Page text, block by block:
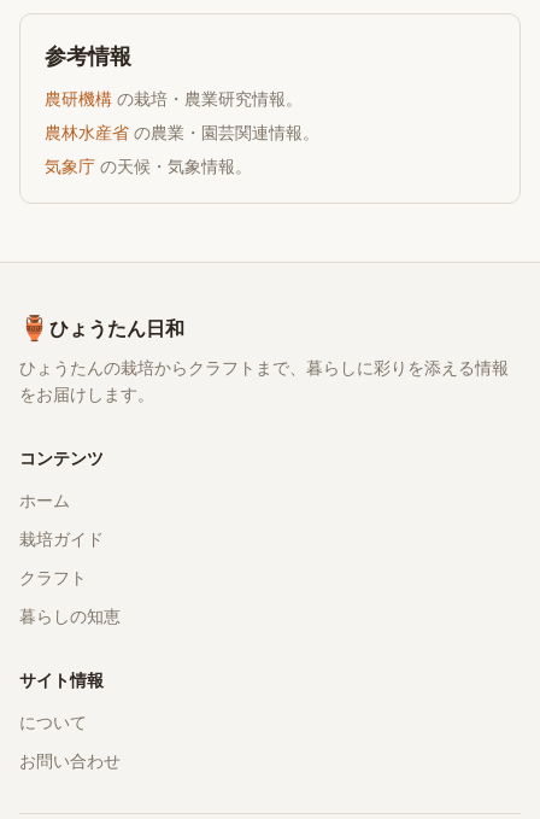
参考情報
農研機構 の栽培・農業研究情報。
農林水産省 の農業・園芸関連情報。
気象庁 の天候・気象情報。
🏺 ひょうたん日和
ひょうたんの栽培からクラフトまで、暮らしに彩りを添える情報
をお届けします。
コンテンツ
ホーム
栽培ガイド
クラフト
暮らしの知恵
サイト情報
について
お問い合わせ